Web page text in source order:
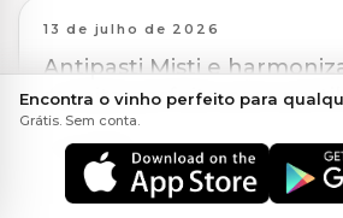
13 de julho de 2026
Antipasti Misti e
receita perfeita para
Ler artigo
Encontra o vinho perfeito para
Grátis. Sem conta.